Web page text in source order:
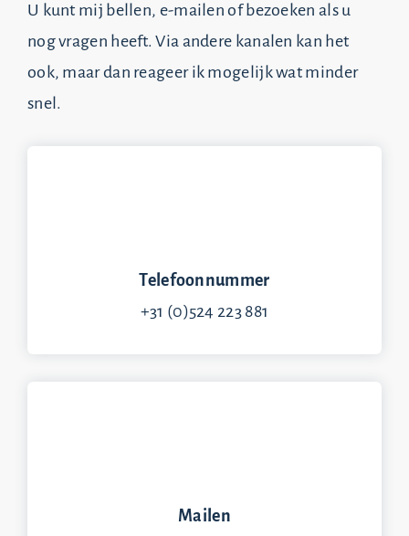
U kunt mij bellen, e-mailen of bezoeken als u
nog vragen heeft. Via andere kanalen kan het
ook, maar dan reageer ik mogelijk wat minder
snel.
Telefoonnummer
+31 (0)524 223 881
Mailen